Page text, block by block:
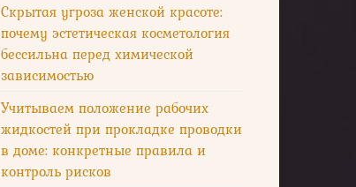
Скрытая угроза женской красоте:
почему эстетическая косметология
бессильна перед химической
зависимостью
Учитываем положение рабочих
жидкостей при прокладке проводки
в доме: конкретные правила и
контроль рисков